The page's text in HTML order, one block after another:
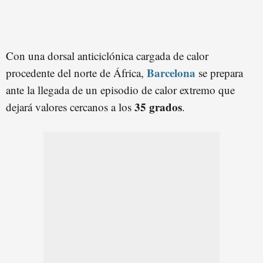
Con una dorsal anticiclónica cargada de calor
procedente del norte de África, Barcelona se prepara
ante la llegada de un episodio de calor extremo que
dejará valores cercanos a los 35 grados.